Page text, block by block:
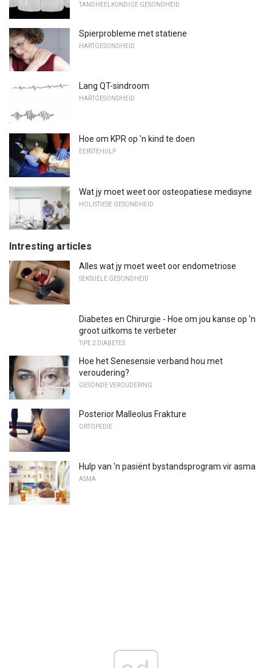
TANDHEELKUNDIGE GESONDHEID
Spierprobleme met statiene
HARTGESONDHEID
Lang QT-sindroom
HARTGESONDHEID
Hoe om KPR op 'n kind te doen
EERSTEHULP
Wat jy moet weet oor osteopatiese medisyne
HOLISTIESE GESONDHEID
Intresting articles
Alles wat jy moet weet oor endometriose
SEKSUELE GESONDHEID
Diabetes en Chirurgie - Hoe om jou kanse op 'n
groot uitkoms te verbeter
TIPE 2 DIABETES
Hoe het Senesensie verband hou met
veroudering?
GESONDE VEROUDERING
Posterior Malleolus Frakture
ORTOPEDIE
Hulp van 'n pasiënt bystandsprogram vir asma
ASMA